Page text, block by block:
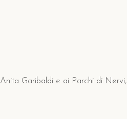
Garibaldi e ai Parchi di Nervi,